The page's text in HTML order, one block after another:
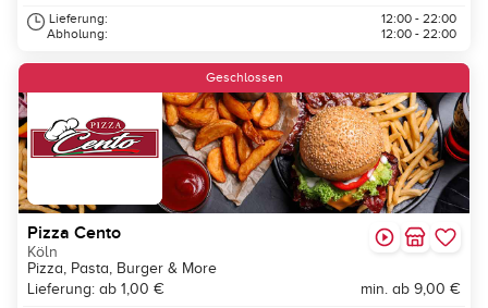
Lieferung:
Abholung:
12:00 - 22:00
12:00 - 22:00
Geschlossen
Pizza Cento
Köln
Pizza, Pasta, Burger & More
Lieferung: ab 1,00 €
min. ab 9,00 €